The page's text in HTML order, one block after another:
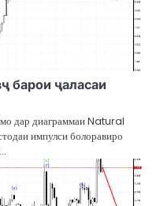
барои ҷаласаи
дар диаграммаи Natural
импулси болоравиро